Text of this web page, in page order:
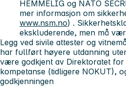
HEMMELIG og NATO
mer informasjon om
www.nsm.no) .
ekskluderende, men må
Legg ved sivile attester og
har fullført høyere utdanning
være godkjent av Direktoratet
kompetanse (tidligere NOKUT),
godkjenningen